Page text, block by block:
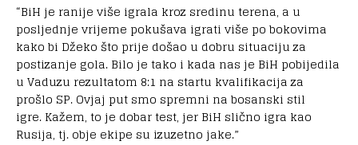
“BiH je ranije više igrala kroz sredinu terena, a u
posljednje vrijeme pokušava igrati više po bokovima
kako bi Džeko što prije došao u dobru situaciju za
postizanje gola. Bilo je tako i kada nas je BiH pobijedila
u Vaduzu rezultatom 8:1 na startu kvalifikacija za
prošlo SP. Ovjaj put smo spremni na bosanski stil
igre. Kažem, to je dobar test, jer BiH slično igra kao
Rusija, tj. obje ekipe su izuzetno jake.”